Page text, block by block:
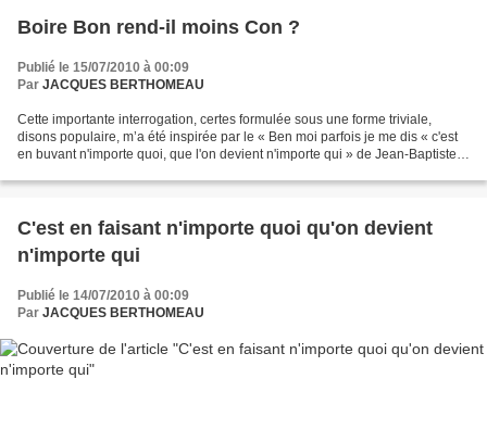
Boire Bon rend-il moins Con ?
Publié le 15/07/2010 à 00:09
Par JACQUES BERTHOMEAU
Cette importante interrogation, certes formulée sous une forme triviale,
disons populaire, m’a été inspirée par le « Ben moi parfois je me dis « c'est
en buvant n'importe quoi, que l'on devient n'importe qui » de Jean-Baptiste
C'est en faisant n'importe quoi qu'on devient
n'importe qui
Publié le 14/07/2010 à 00:09
Par JACQUES BERTHOMEAU